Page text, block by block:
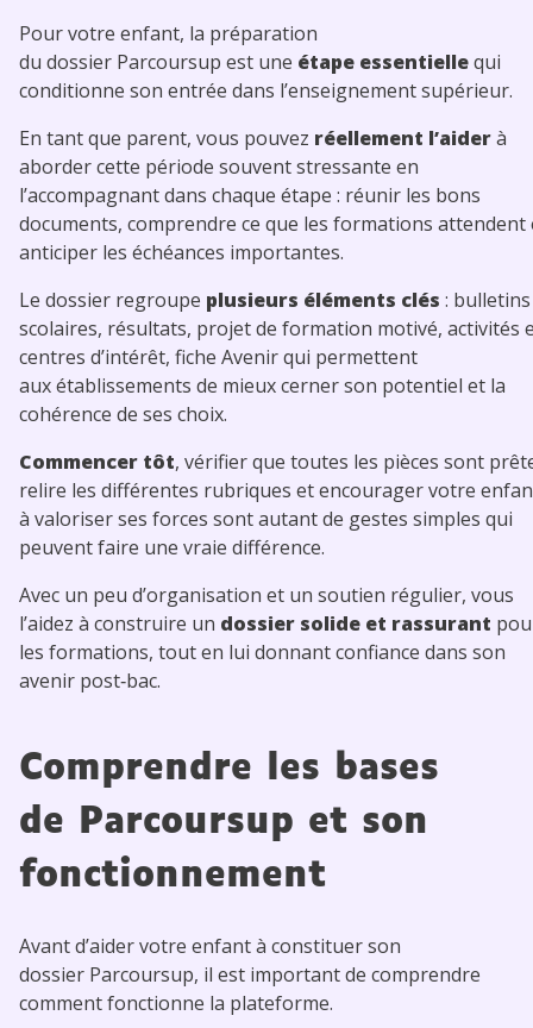
Pour votre enfant, la préparation
du dossier Parcoursup est une étape essentiellequi
conditionne son entrée dans l’enseignement supérieur.
En tant que parent, vous pouvez réellement l’aiderà
aborder cette période souvent stressante en
l’accompagnant dans chaque étape : réunir les bons
documents, comprendre ce que les formations attendent
anticiper les échéances importantes.
Le dossier regroupe plusieurs éléments clés : bulletins
scolaires, résultats, projet de formation motivé, activités
centres d’intérêt, fiche Avenir qui permettent
aux établissements de mieux cerner son potentiel et la
cohérence de ses choix.
Commencer tôt, vérifier que toutes les pièces sont
relire les différentes rubriques et encourager votre
à valoriser ses forces sont autant de gestes simples qui
peuvent faire une vraie différence.
Avec un peu d’organisation et un soutien régulier, vous
l’aidez à construire un dossier solide et rassurant
les formations, tout en lui donnant confiance dans son
avenir post‑bac.
Comprendre les bases
de Parcoursup et son
fonctionnement
Avant d’aider votre enfant à constituer son
dossier Parcoursup, il est important de comprendre
comment fonctionne la plateforme.